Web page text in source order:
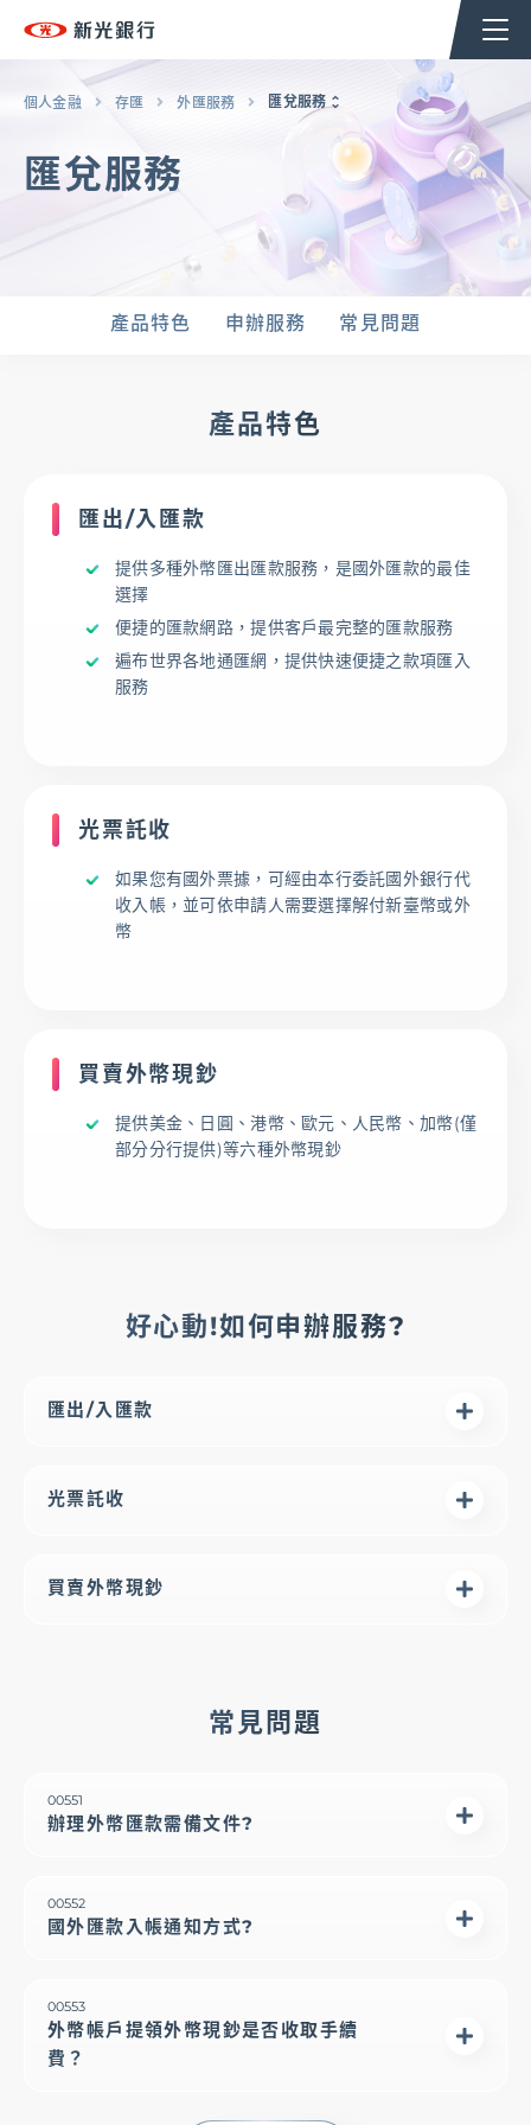
個人金融 企業金融 香港分行 企業永續
台新新光集團
返回至個人金融首頁
OMNI-U
基金/投資
數位生活
登入
優惠活動 下載專區 辦卡進度查詢 申貸進度查詢
個人金融 存匯 外匯服務 匯兌服務
匯兌服務
產品特色 申辦服務 常見問題
產品特色
匯出/入匯款
提供多種外幣匯出匯款服務，是國外匯款的最佳
選擇
便捷的匯款網路，提供客戶最完整的匯款服務
遍布世界各地通匯網，提供快速便捷之款項匯入
服務
光票託收
如果您有國外票據，可經由本行委託國外銀行代
收入帳，並可依申請人需要選擇解付新臺幣或外
幣
買賣外幣現鈔
提供美金、日圓、港幣、歐元、人民幣、加幣(僅
部分分行提供)等六種外幣現鈔
好心動!如何申辦服務?
匯出/入匯款
光票託收
買賣外幣現鈔
常見問題
00551
辦理外幣匯款需備文件?
00552
國外匯款入帳通知方式?
00553
外幣帳戶提領外幣現鈔是否收取手續
費？